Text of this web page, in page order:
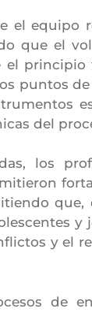
el equipo
que el
el principio
puntos
del
los
que,
y
y el
de